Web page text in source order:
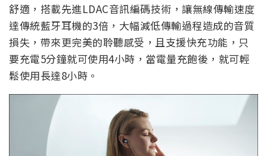
舒適，搭載先進LDAC音訊編碼技術，讓無線傳輸速度
達傳統藍牙耳機的3倍，大幅減低傳輸過程造成的音質
損失，帶來更完美的聆聽感受，且支援快充功能，只
要充電5分鐘就可使用4小時，當電量充飽後，就可輕
鬆使用長達8小時。